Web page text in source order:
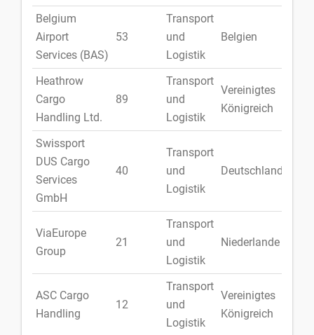
Belgium
Airport
Services (BAS)
53
Transport
und
Logistik
Belgien
Heathrow
Cargo
Handling Ltd.
89
Transport
und
Logistik
Vereinigtes
Königreich
Swissport
DUS Cargo
Services
GmbH
40
Transport
und
Logistik
Deutschland
ViaEurope
Group
21
Transport
und
Logistik
Niederlande
ASC Cargo
Handling
12
Transport
und
Logistik
Vereinigtes
Königreich